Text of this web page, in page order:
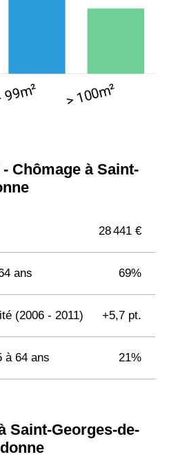
Chômage à Saint-
28 441 €
ans 69%
(2006 - 2011) +5,7 pt.
à 64 ans 21%
Saint-Georges-de-